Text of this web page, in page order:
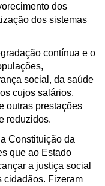
dos
dos sistemas
contínua e o
social, da saúde
cujos salários,
outras prestações
reduzidos.
Constituição da
que ao Estado
a justiça social
cidadãos. Fizeram